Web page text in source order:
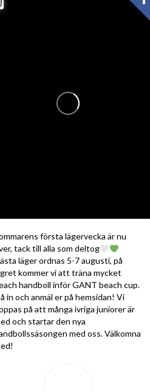
första lägervecka är nu
tack till alla som deltog
läger ordnas 5-7 augusti, på
kommer vi att träna mycket
handboll inför GANT beach cup.
in och anmäl er på hemsidan! Vi
på att många ivriga juniorer är
och startar den nya
med oss. Välkomna